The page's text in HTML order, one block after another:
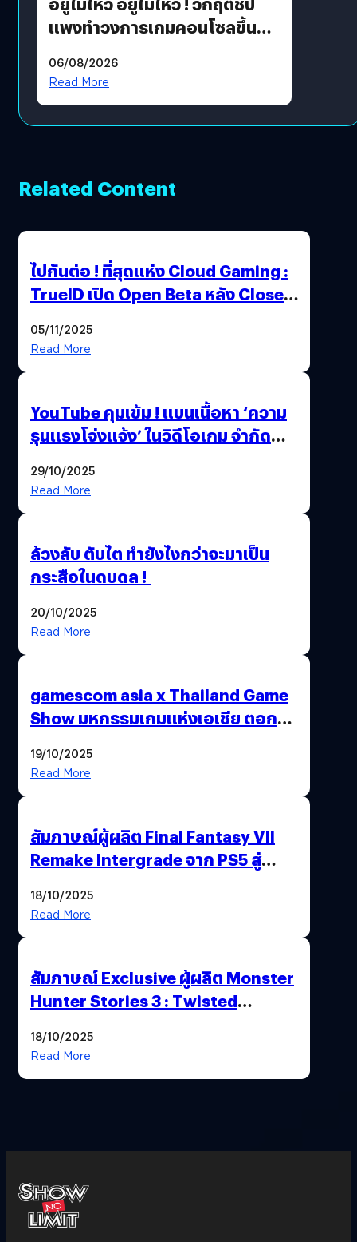
แพงทำวงการเกมคอนโซลขึ้น
?
06/08/2026
Read More
Related Content
ไปกันต่อ ! ที่สุดแห่ง Cloud Gaming :
TrueID เปิด Open Beta หลัง Close
Thailand Game Show 2025 ทะลุ 15
05/11/2025
Read More
YouTube คุมเข้ม ! แบนเนื้อหา ‘ความ
รุนแรงโจ่งแจ้ง’ ในวิดีโอเกม จำกัด
29/10/2025
Read More
ล้วงลับ ตับไต ทำยังไงกว่าจะมาเป็น
กระสือในดบดล !
20/10/2025
Read More
gamescom asia x Thailand Game
Show มหกรรมเกมแห่งเอเชีย ตอกย้ำ
พาณิชย์ร่วมชูความสำเร็จ
19/10/2025
Read More
สัมภาษณ์ผู้ผลิต Final Fantasy VII
Remake Intergrade จาก PS5 สู่
18/10/2025
Read More
สัมภาษณ์ Exclusive ผู้ผลิต Monster
Hunter Stories 3 : Twisted
สวยฉ่ำ !
18/10/2025
Read More